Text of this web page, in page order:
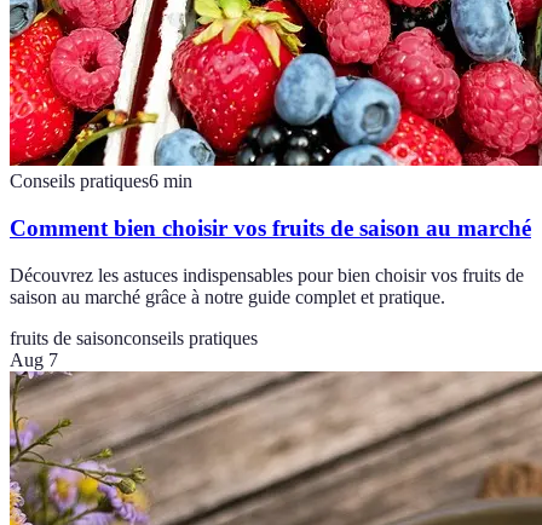
Conseils pratiques6 min
Comment bien choisir vos fruits de saison au marché
Découvrez les astuces indispensables pour bien choisir vos fruits de
saison au marché grâce à notre guide complet et pratique.
fruits de saisonconseils pratiques
Aug 7